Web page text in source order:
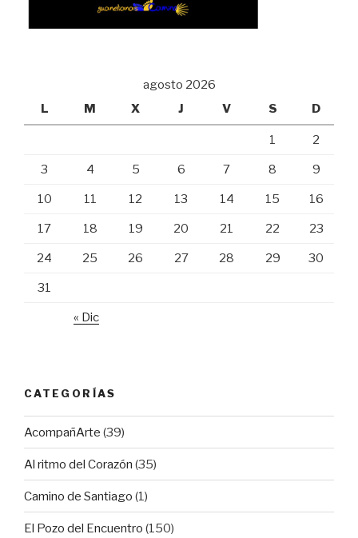
agosto 2026
L
M X J V S D
1 2
3 4 5 6 7 8 9
10 11 12 13 14 15 16
17 18 19 20 21 22 23
24 25 26 27 28 29 30
31
« Dic
CATEGORÍAS
AcompañArte (39)
Al ritmo del Corazón (35)
Camino de Santiago (1)
El Pozo del Encuentro (150)